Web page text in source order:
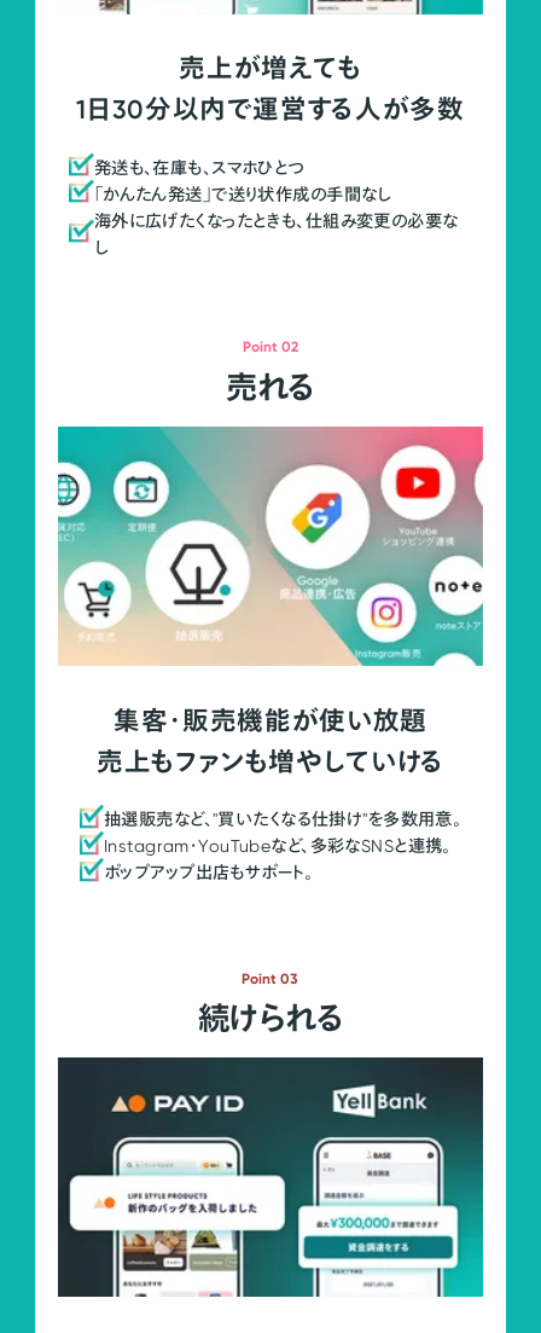
売上が増えても
1日30分以内で運営する人が多数
発送も、在庫も、スマホひとつ
「かんたん発送」で送り状作成の手間なし
海外に広げたくなったときも、仕組み変更の必要な
し
Point 02
売れる
集客・販売機能が使い放題
売上もファンも増やしていける
抽選販売など、"買いたくなる仕掛け"を多数用意。
Instagram・YouTubeなど、多彩なSNSと連携。
ポップアップ出店もサポート。
Point 03
続けられる